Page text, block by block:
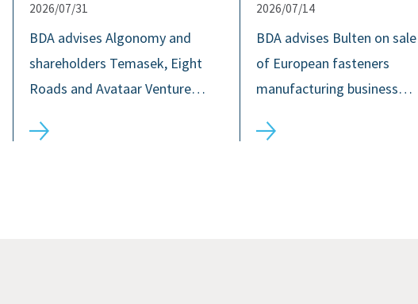
2026/07/31
BDA advises Algonomy and
shareholders Temasek, Eight
Roads and Avataar Venture…
2026/07/14
BDA advises Bulten on sale
of European fasteners
manufacturing business…